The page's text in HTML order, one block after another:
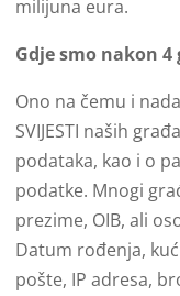
milijuna eura.
Gdje smo nakon
Ono na čemu i
SVIJESTI naših
podataka, kao i o
podatke. Mnogi
prezime, OIB, ali
Datum rođenja,
pošte, IP adresa,